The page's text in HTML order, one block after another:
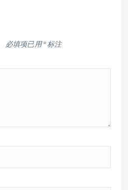
必填项已用*标注